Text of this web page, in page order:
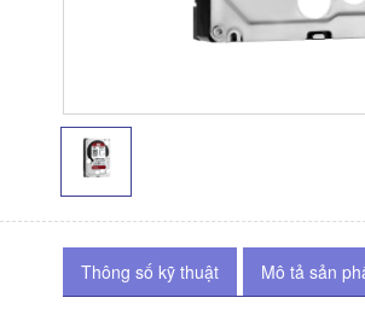
Thông số kỹ thuật Mô tả sản